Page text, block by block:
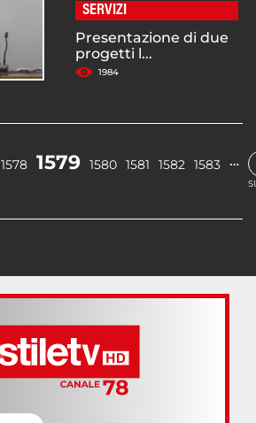
SERVIZI
Presentazione di due
progetti l...
1984
1578 1579 1580 1581 1582 1583 …